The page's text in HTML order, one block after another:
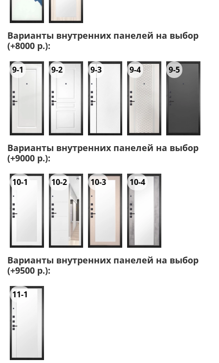
Варианты внутренних панелей на выбор
(+8000 р.):
9-1 9-2 9-3 9-4 9-5
Варианты внутренних панелей на выбор
(+9000 р.):
10-1 10-2 10-3 10-4
Варианты внутренних панелей на выбор
(+9500 р.):
11-1